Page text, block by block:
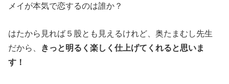
メイが本気で恋するのは誰か？
はたから見れば５股とも見えるけれど、奥たまむし先生
だから、 きっと明るく楽しく仕上げてくれると思いま
す！